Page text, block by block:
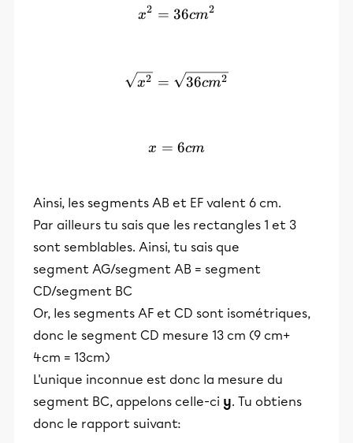
x^2=36cm^2
x2 = 36cm2
x2 = 36cm2
x=6cm
x = 6cm
Ainsi, les segments AB et EF valent 6 cm.
Par ailleurs tu sais que les rectangles 1 et 3
sont semblables. Ainsi, tu sais que
segment AG/segment AB = segment
CD/segment BC
Or, les segments AF et CD sont isométriques,
donc le segment CD mesure 13 cm (9 cm+
4cm = 13cm)
L'unique inconnue est donc la mesure du
segment BC, appelons celle-ci y. Tu obtiens
donc le rapport suivant: